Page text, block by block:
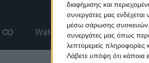
διαφήμισης και
συνεργάτες μας
μέσω σάρωσης συσκευών.
συνεργάτες μας όπως
λεπτομερείς πληροφορίες
Λάβετε υπόψη ότι κάποια